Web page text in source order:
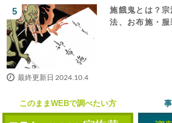
施餓鬼とは？
法、お布施・
最終更新日 2024.10.4
このままWEBで調べたい方